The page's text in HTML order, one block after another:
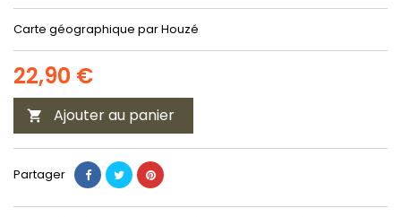
Carte géographique par Houzé
22,90 €
 Ajouter au panier
Partager